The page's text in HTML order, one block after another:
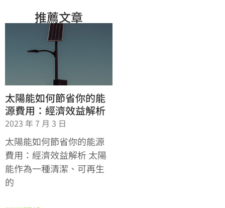
推薦文章
太陽能如何節省你的能
源費用：經濟效益解析
2023 年 7 月 3 日
太陽能如何節省你的能源
費用：經濟效益解析 太陽
能作為一種清潔、可再生
的